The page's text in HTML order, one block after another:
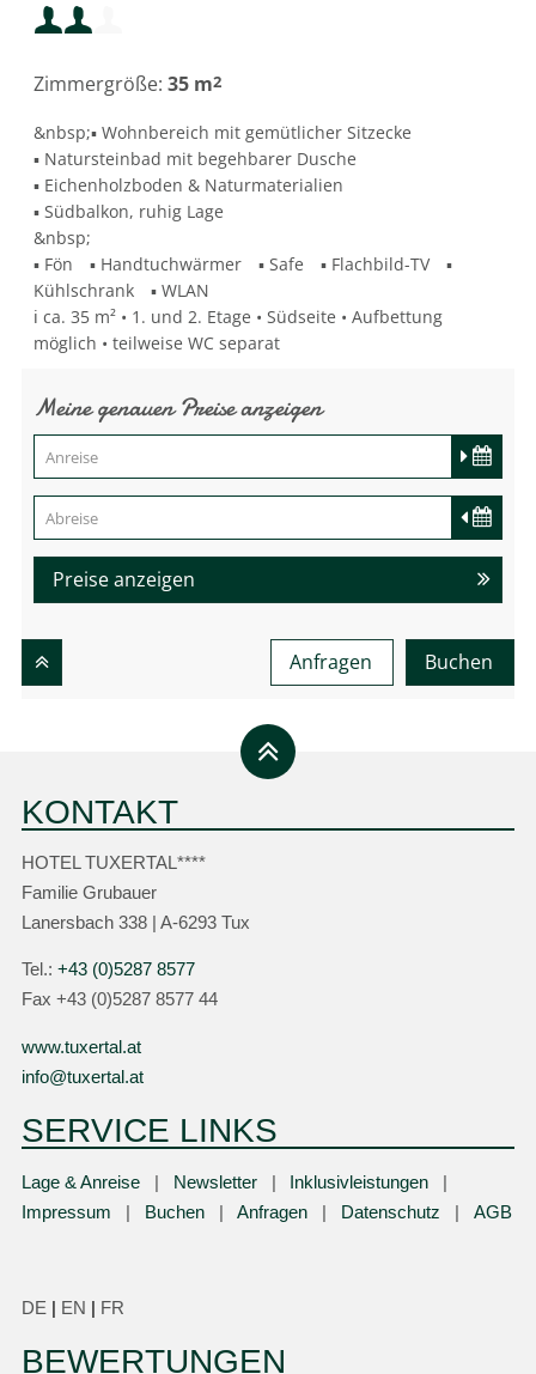
Mindestbelegung:
Maximalbelegung:
Zimmergröße:35 m2
&nbsp;▪ Wohnbereich mit gemütlicher Sitzecke
▪ Natursteinbad mit begehbarer Dusche
▪ Eichenholzboden & Naturmaterialien
▪ Südbalkon, ruhig Lage
&nbsp;
▪ Fön ▪ Handtuchwärmer ▪ Safe ▪ Flachbild-TV ▪
Kühlschrank ▪ WLAN
ℹ️ ca. 35 m² • 1. und 2. Etage • Südseite • Aufbettung
möglich • teilweise WC separat
Meine genauen Preise anzeigen
Preise anzeigen
Buchen
Anfragen
KONTAKT
HOTEL TUXERTAL****
Familie Grubauer
Lanersbach 338 | A-6293 Tux
Tel.:+43 (0)5287 8577
Fax +43 (0)5287 8577 44
www.tuxertal.at
info@tuxertal.at
SERVICE LINKS
Lage & Anreise Newsletter
Inklusivleistungen
Impressum
Buchen Anfragen Datenschutz AGB
DE EN FR
BEWERTUNGEN